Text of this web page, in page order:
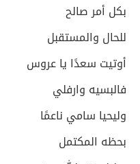
بكل أمر صالح
للحال والمستقبل
أوتيت سعدًا يا عروس
فالبسيه وارفلي
وليحيا سامي ناعمًا
بحظه المكتمل